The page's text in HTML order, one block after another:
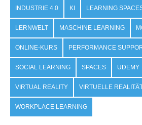
INDUSTRIE 4.0 KI LEARNING
LERNWELT MASCHINE LEARNING
ONLINE-KURS PERFORMANCE
SOCIAL LEARNING SPACES UDEMY
VIRTUAL REALITY VIRTUELLE
WORKPLACE LEARNING